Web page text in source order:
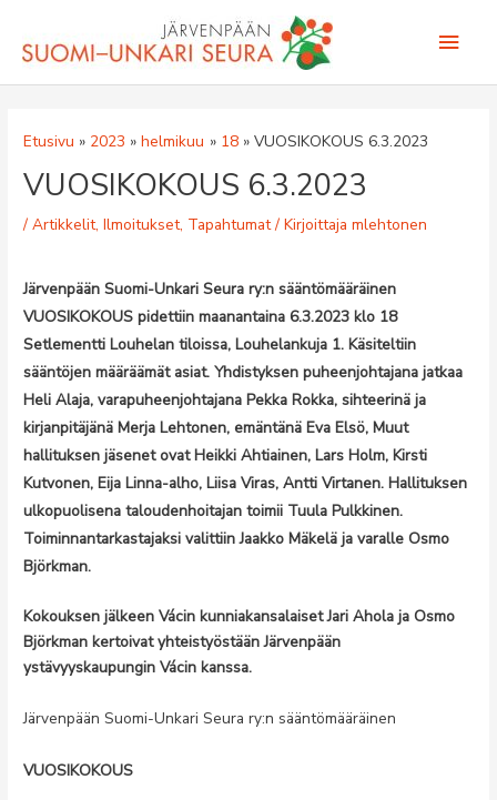
sisältöön
Etusivu 2023 helmikuu 18 VUOSIKOKOUS 6.3.2023
VUOSIKOKOUS 6.3.2023
/Artikkelit,Ilmoitukset, Tapahtumat/ Kirjoittajamlehtonen
Järvenpään Suomi-Unkari Seura ry:n sääntömääräinen
VUOSIKOKOUS pidettiin maanantaina 6.3.2023 klo 18
Setlementti Louhelan tiloissa, Louhelankuja 1. Käsiteltiin
sääntöjen määräämät asiat. Yhdistyksen puheenjohtajana jatkaa
Heli Alaja, varapuheenjohtajana Pekka Rokka, sihteerinä ja
kirjanpitäjänä Merja Lehtonen, emäntänä Eva Elsö, Muut
hallituksen jäsenet ovat Heikki Ahtiainen, Lars Holm, Kirsti
Kutvonen, Eija Linna-alho, Liisa Viras, Antti Virtanen. Hallituksen
ulkopuolisena taloudenhoitajan toimii Tuula Pulkkinen.
Toiminnantarkastajaksi valittiin Jaakko Mäkelä ja varalle Osmo
Björkman.
Kokouksen jälkeen Vácin kunniakansalaiset Jari Ahola ja Osmo
Björkman kertoivat yhteistyöstään Järvenpään
ystävyyskaupungin Vácin kanssa.
Järvenpään Suomi-Unkari Seura ry:n sääntömääräinen
VUOSIKOKOUS